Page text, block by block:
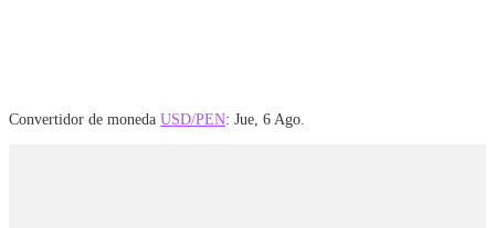
Convertidor de moneda USD/PEN: Jue, 6 Ago.